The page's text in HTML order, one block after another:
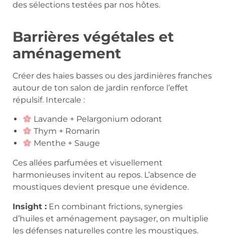
des sélections testées par nos hôtes.
Barrières végétales et
aménagement
Créer des haies basses ou des jardinières franches
autour de ton salon de jardin renforce l’effet
répulsif. Intercale :
Lavande + Pelargonium odorant
Thym + Romarin
Menthe + Sauge
Ces allées parfumées et visuellement
harmonieuses invitent au repos. L’absence de
moustiques devient presque une évidence.
Insight : En combinant frictions, synergies
d’huiles et aménagement paysager, on multiplie
les défenses naturelles contre les moustiques.